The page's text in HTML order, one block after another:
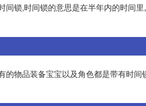
间锁,时间锁的意思是在半年内的时间
物品装备宝宝以及角色都是带有时间